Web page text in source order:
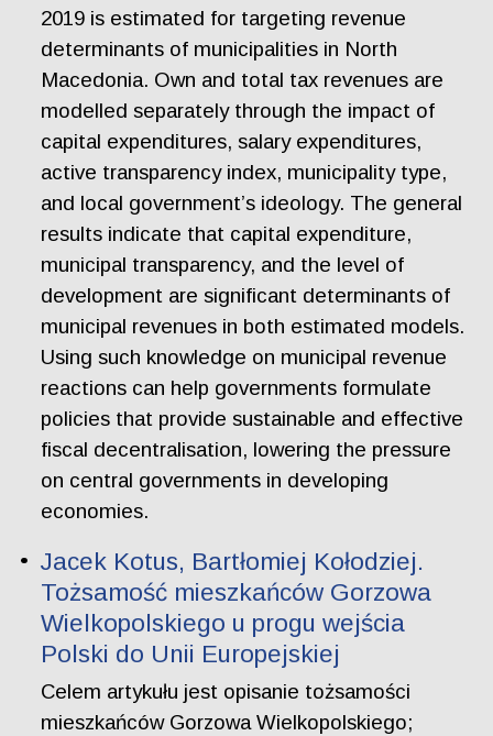
2019 is estimated for targeting revenue
determinants of municipalities in North
Macedonia. Own and total tax revenues are
modelled separately through the impact of
capital expenditures, salary expenditures,
active transparency index, municipality type,
and local government’s ideology. The general
results indicate that capital expenditure,
municipal transparency, and the level of
development are significant determinants of
municipal revenues in both estimated models.
Using such knowledge on municipal revenue
reactions can help governments formulate
policies that provide sustainable and effective
fiscal decentralisation, lowering the pressure
on central governments in developing
economies.
Jacek Kotus, Bartłomiej Kołodziej.
Tożsamość mieszkańców Gorzowa
Wielkopolskiego u progu wejścia
Polski do Unii Europejskiej
Celem artykułu jest opisanie tożsamości
mieszkańców Gorzowa Wielkopolskiego;